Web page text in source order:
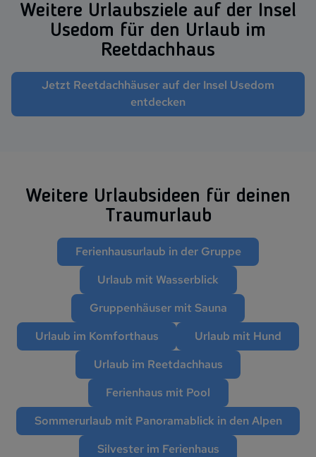
Weitere Urlaubsziele auf der Insel
Usedom für den Urlaub im
Reetdachhaus
Jetzt Reetdachhäuser auf der Insel Usedom
entdecken
Weitere Ur­laubs­ide­en für deinen
Traum­ur­laub
Ferienhausurlaub in der Gruppe
Urlaub mit Wasserblick
Gruppenhäuser mit Sauna
Urlaub im Komforthaus
Urlaub mit Hund
Urlaub im Reetdachhaus
Ferienhaus mit Pool
Sommerurlaub mit Panoramablick in den Alpen
Silvester im Ferienhaus